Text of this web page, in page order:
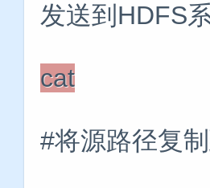
发送到HDFS
cat
#将源路径复